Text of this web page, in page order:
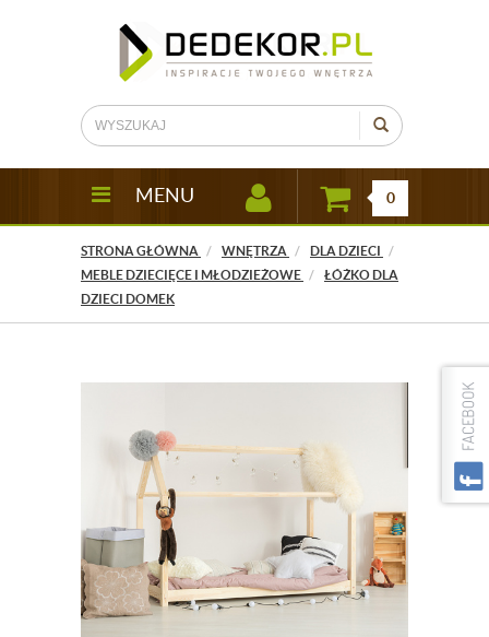
MENU 0
STRONA GŁÓWNA WNĘTRZA
DLA DZIECI
MEBLE DZIECIĘCE I MŁODZIEŻOWE
ŁÓŻKO DLA
DZIECI DOMEK